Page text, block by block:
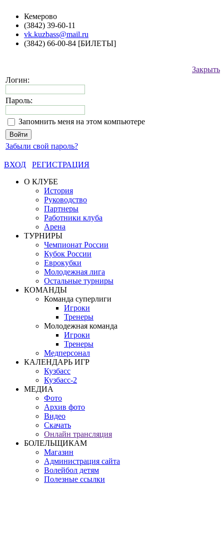
Кемерово
(3842) 39-60-11
vk.kuzbass@mail.ru
(3842) 66-00-84 [БИЛЕТЫ]
Закрыть
Логин:
Пароль:
Запомнить меня на этом компьютере
Забыли свой пароль?
ВХОД
РЕГИСТРАЦИЯ
О КЛУБЕ
История
Руководство
Партнеры
Работники клуба
Арена
ТУРНИРЫ
Чемпионат России
Кубок России
Еврокубки
Молодежная лига
Остальные турниры
КОМАНДЫ
Команда суперлиги
Игроки
Тренеры
Молодежная команда
Игроки
Тренеры
Медперсонал
КАЛЕНДАРЬ ИГР
Кузбасс
Кузбасс-2
МЕДИА
Фото
Архив фото
Видео
Скачать
Онлайн трансляция
БОЛЕЛЬЩИКАМ
Магазин
Администрация сайта
Волейбол детям
Полезные ссылки